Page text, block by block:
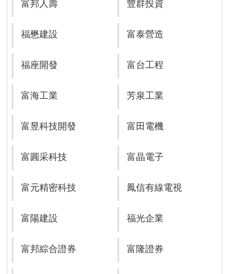
富邦人壽 豐群投資
福懋建設 富泰營造
福座開發 富台工程
富海工業 芳泉工業
富昱科技開發 富田電機
富圓采科技 富晶電子
富元精密科技 鳳信有線電視
富陽建設 福光企業
富邦綜合證券 富隆證券